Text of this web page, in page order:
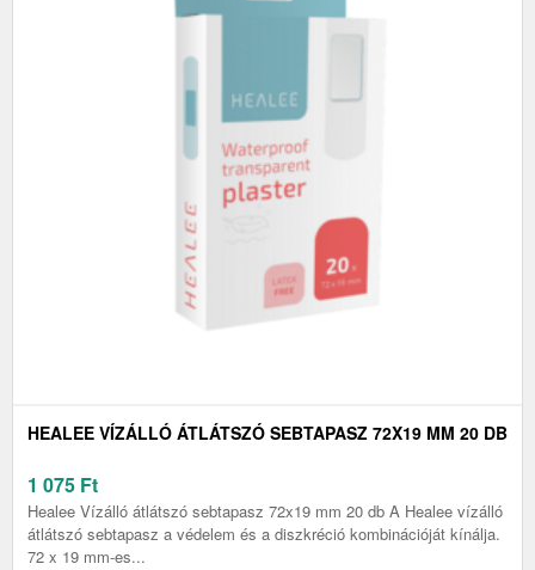
HEALEE VÍZÁLLÓ ÁTLÁTSZÓ SEBTAPASZ 72X19 MM 20 DB
1 075 Ft
Healee Vízálló átlátszó sebtapasz 72x19 mm 20 db A Healee vízálló
átlátszó sebtapasz a védelem és a diszkréció kombinációját kínálja.
72 x 19 mm-es...